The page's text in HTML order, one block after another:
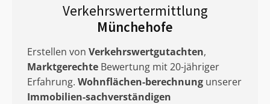
Verkehrswertermittlung
Münchehofe
Erstellen von Verkehrswertgutachten,
Marktgerechte Bewertung mit 20-jähriger
Erfahrung. Wohnflächen-berechnung unserer
Immobilien-sachverständigen